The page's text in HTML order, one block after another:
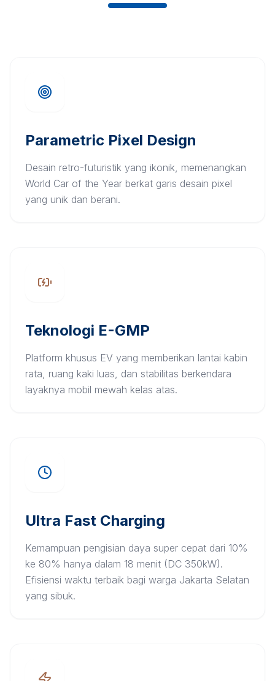
Parametric Pixel Design
Desain retro-futuristik yang ikonik, memenangkan
World Car of the Year berkat garis desain pixel
yang unik dan berani.
Teknologi E-GMP
Platform khusus EV yang memberikan lantai kabin
rata, ruang kaki luas, dan stabilitas berkendara
layaknya mobil mewah kelas atas.
Ultra Fast Charging
Kemampuan pengisian daya super cepat dari 10%
ke 80% hanya dalam 18 menit (DC 350kW).
Efisiensi waktu terbaik bagi warga Jakarta Selatan
yang sibuk.